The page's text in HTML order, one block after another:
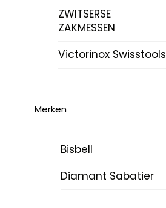
ZWITSERSE
ZAKMESSEN
Victorinox Swisstools
Merken
Bisbell
Diamant Sabatier